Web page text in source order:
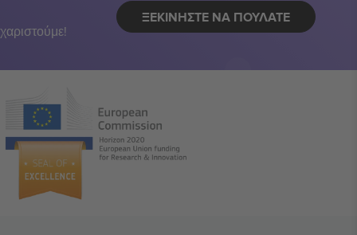
ΞΕΚΙΝΉΣΤΕ ΝΑ ΠΟΥΛΆΤΕ